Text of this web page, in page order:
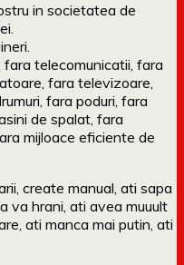
in societatea de
telecomunicatii, fara
fara televizoare,
fara poduri, fara
de spalat, fara
mijloace eficiente de
create manual, ati sapa
va hrani, ati avea muuult
ati manca mai putin, ati